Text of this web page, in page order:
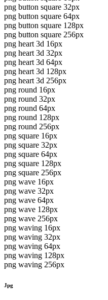
png button square 32px
png button square 64px
png button square 128px
png button square 256px
png heart 3d 16px
png heart 3d 32px
png heart 3d 64px
png heart 3d 128px
png heart 3d 256px
png round 16px
png round 32px
png round 64px
png round 128px
png round 256px
png square 16px
png square 32px
png square 64px
png square 128px
png square 256px
png wave 16px
png wave 32px
png wave 64px
png wave 128px
png wave 256px
png waving 16px
png waving 32px
png waving 64px
png waving 128px
png waving 256px
Jpg